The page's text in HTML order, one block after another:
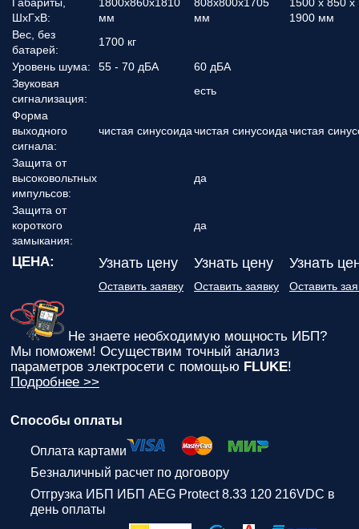
ШхГхВ:
мм
мм
1900 мм
Вес, без
батарей:
1700 кг
Уровень шума:
55 - 70 дБА
60 дБА
Звуковая
сигнализация:
есть
Форма
выходного
сигнала:
чистая синусоидачистая синусоидачистая
Защита от
высоковольтных
импульсов:
да
Защита от
короткого
замыкания:
да
ЦЕНА: Узнать цену Узнать цену Узнать
Оставить заявку Оставить заявку Оставить
Не знаете необходимую мощность ИБП?
Мы поможем! Осуществим точный анализ
параметров электросети с помощью FLUKE!
Подробнее >>
Способы оплаты
Оплата картами
Безналичный расчет по договору
Отгрузка ИБП ИБП AEG Protect 8.33 120 216VDC в
день оплаты